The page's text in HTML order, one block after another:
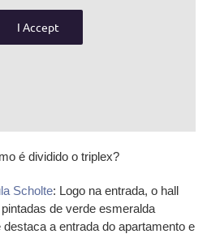
I Accept
é dividido o triplex?
Scholte: Logo na entrada, o hall
de verde esmeralda
a entrada do apartamento e